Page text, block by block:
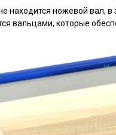
находится ножевой вал, в
вальцами, которые